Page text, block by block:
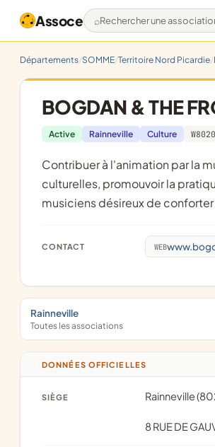
Assoce Rechercher une
Départements SOMME Territoire Nord Picardie
BOGDAN & THE
Active Rainneville Culture
contribuer à l'animation par la musique et à l'éducation populaire par des activités récréatives, éducatrices et
culturelles, promouvoir la
musiciens désireux de
CONTACT WEB
Rainneville
Toutes les associations
DONNÉES OFFICIELLES
SIÈGE Rainneville
8 RUE DE